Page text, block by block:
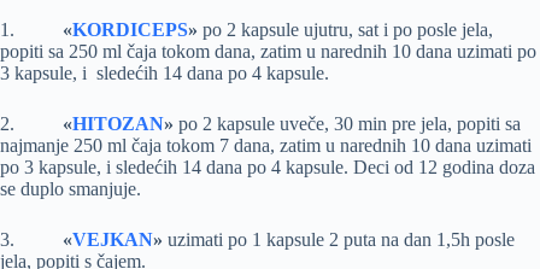
1. «KORDICEPS» po 2 kapsule ujutru, sat i po posle jela,
popiti sa 250 ml čaja tokom dana, zatim u narednih 10 dana uzimati po
3 kapsule, i sledećih 14 dana po 4 kapsule.
2. «HITOZAN» po 2 kapsule uveče, 30 min pre jela, popiti sa
najmanje 250 ml čaja tokom 7 dana, zatim u narednih 10 dana uzimati
po 3 kapsule, i sledećih 14 dana po 4 kapsule. Deci od 12 godina doza
se duplo smanjuje.
3. «VEJKAN» uzimati po 1 kapsule 2 puta na dan 1,5h posle
jela, popiti s čajem.